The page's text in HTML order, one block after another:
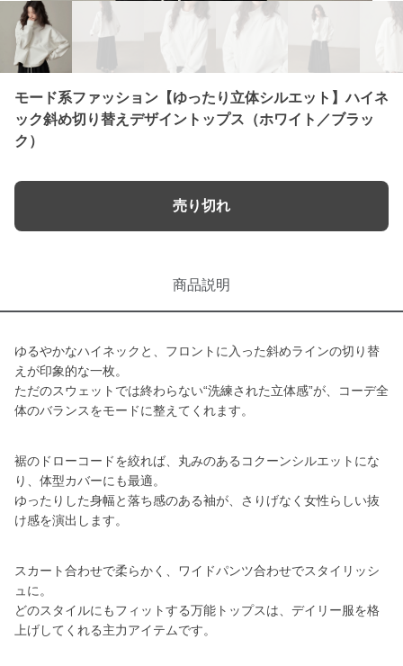
モード系ファッション【ゆったり立体シルエット】ハイネ
ック斜め切り替えデザイントップス（ホワイト／ブラッ
ク）
売り切れ
商品説明
ゆるやかなハイネックと、フロントに入った斜めラインの切り替
えが印象的な一枚。
ただのスウェットでは終わらない“洗練された立体感”が、コーデ全
体のバランスをモードに整えてくれます。
裾のドローコードを絞れば、丸みのあるコクーンシルエットにな
り、体型カバーにも最適。
ゆったりした身幅と落ち感のある袖が、さりげなく女性らしい抜
け感を演出します。
スカート合わせで柔らかく、ワイドパンツ合わせでスタイリッシ
ュに。
どのスタイルにもフィットする万能トップスは、デイリー服を格
上げしてくれる主力アイテムです。